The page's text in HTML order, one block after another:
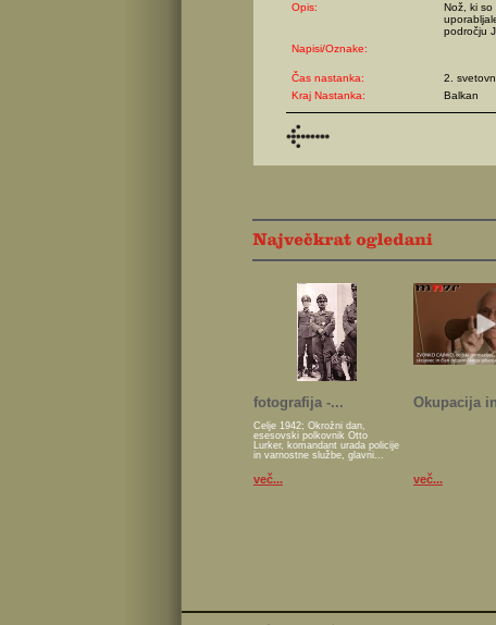
Opis:
Nož, ki
področju
Napisi/Oznake:
Čas nastanka:
2.
Kraj Nastanka:
Balkan
fotografija -...
Celje 1942; Okrožni dan,
esesovski polkovnik Otto
Lurker, komandant urada policije
in varnostne službe, glavni...
več...
Okupacija
več...